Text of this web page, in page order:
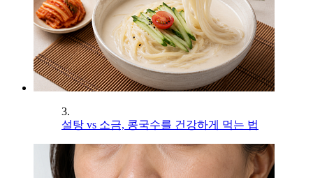
3.
설탕 vs 소금, 콩국수를 건강하게 먹는 법